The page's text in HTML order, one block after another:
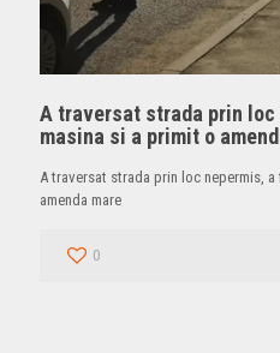
A traversat strada prin
masina si a primit o
A traversat strada prin loc nepermis,
amenda mare
0